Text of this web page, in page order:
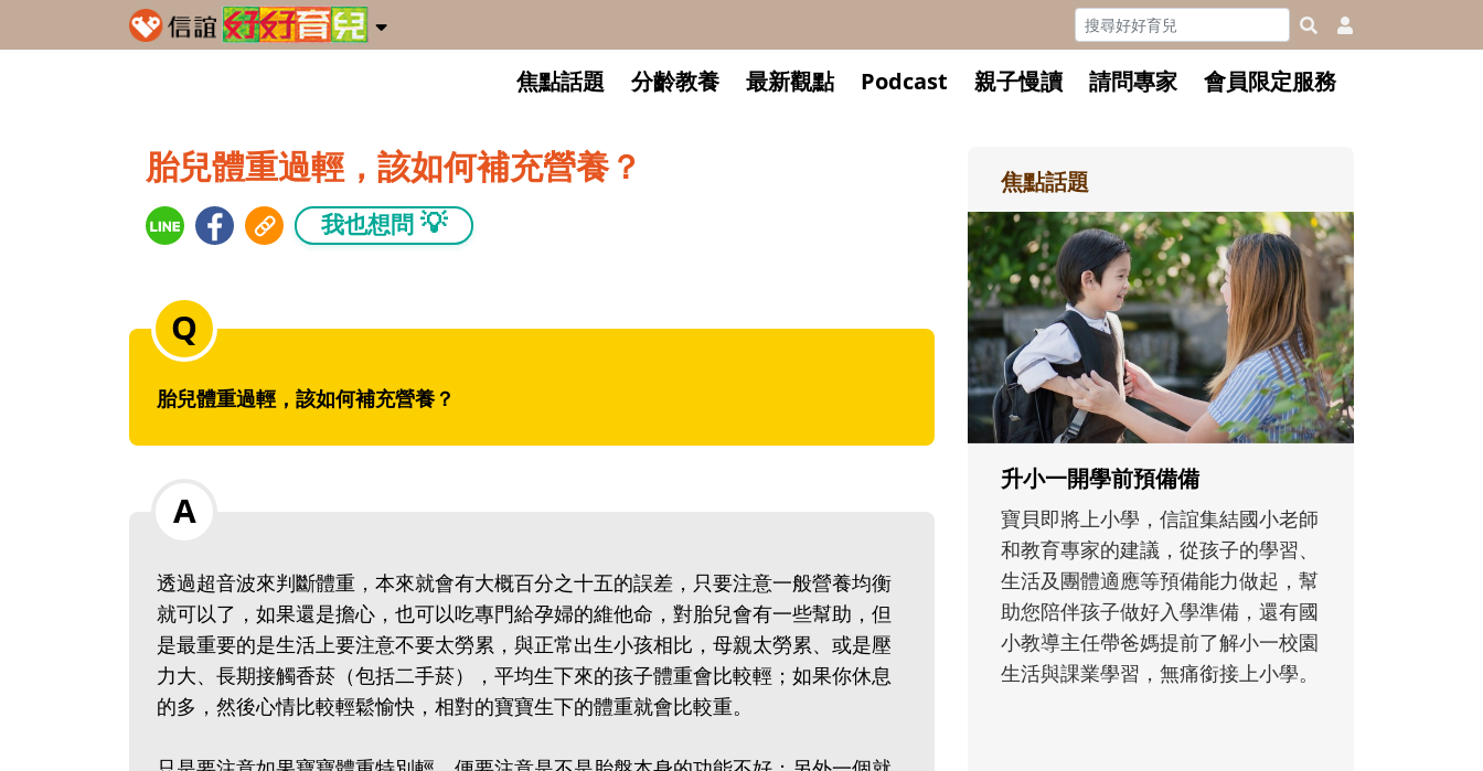
焦點話題 分齡教養 最新觀點 Podcast 親子慢讀 請問專家 會員限定服務
胎兒體重過輕，該如何補充營養？
我也想問 💡
胎兒體重過輕，該如何補充營養？
透過超音波來判斷體重，本來就會有大概百分之十五的誤差，只要注意一般營養均衡
就可以了，如果還是擔心，也可以吃專門給孕婦的維他命，對胎兒會有一些幫助，但
是最重要的是生活上要注意不要太勞累，與正常出生小孩相比，母親太勞累、或是壓
力大、長期接觸香菸（包括二手菸），平均生下來的孩子體重會比較輕；如果你休息
的多，然後心情比較輕鬆愉快，相對的寶寶生下的體重就會比較重。
焦點話題
寶貝即將上小學，信誼集結國小老師
和教育專家的建議，從孩子的學習、
生活及團體適應等預備能力做起，幫
助您陪伴孩子做好入學準備，還有國
小教導主任帶爸媽提前了解小一校園
生活與課業學習，無痛銜接上小學。
和孩子一起長大的那個男人│讀
懂父親的不同模樣
沒有人天生就擅長當爸爸！男人總是
在一次次「前所未有」的體驗中，跟
著孩子一起長大。從給予安全感的肢
體遊戲，到獨立自主、角色認同及解
決問題的能力養成。爸爸正嘗試用不
同的模樣，參與孩子每個重要的成長
歷程。